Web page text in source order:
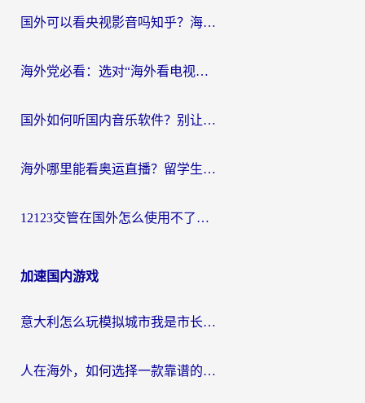
国外可以看央视影音吗知乎？海外党亲测有效的回国加速方案
海外党必看：选对“海外看电视剧软件”，再也不用愁国内剧刷不了
国外如何听国内音乐软件？别让地域限制，断了你的中文歌单
海外哪里能看奥运直播？留学生&海外华人必看的体育赛事观赛终极指南
12123交管在国外怎么使用不了？海外华人必看的无缝访问国内资源指南
加速国内游戏
意大利怎么玩模拟城市我是市长？海外党国服游戏加速终极攻略（附三国3量子特攻解决办法）
人在海外，如何选择一款靠谱的玩剑灵2加速器？